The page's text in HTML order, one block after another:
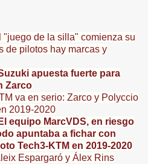
de la silla" comienza su
de pilotos hay marcas y
apuesta fuerte para
Zarco
va en serio: Zarco y Polyccio
2019-2020
equipo MarcVDS, en riesgo
apuntaba a fichar con
Tech3-KTM en 2019-2020
Espargaró y Álex Rins